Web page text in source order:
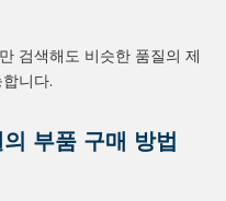
검색해도 비슷한 품질의 제
니다.
부품 구매 방법